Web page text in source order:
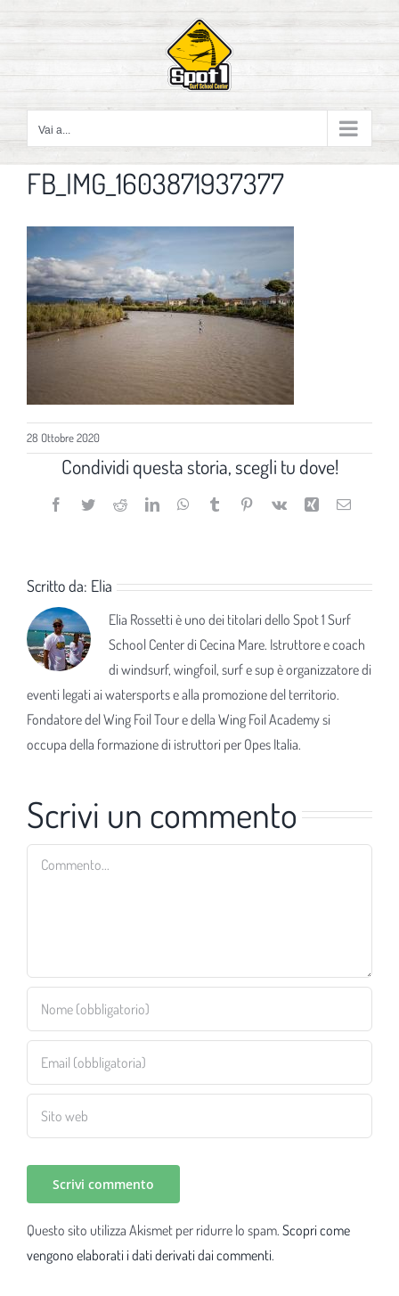
contenuto
Vai a...
FB_IMG_1603871937377
28 Ottobre 2020
Condividi questa storia, scegli tu dove!
Facebook
TwitterRedditLinkedInWhatsApp
TumblrPinterest
Vk Xing Email
Scritto da: Elia
Elia Rossetti è uno dei titolari dello Spot 1 Surf
School Center di Cecina Mare. Istruttore e coach
di windsurf, wingfoil, surf e sup è organizzatore di
eventi legati ai watersports e alla promozione del territorio.
Fondatore del Wing Foil Tour e della Wing Foil Academy si
occupa della formazione di istruttori per Opes Italia.
Scrivi un commento
Commento
Questo sito utilizza Akismet per ridurre lo spam. Scopri come
vengono elaborati i dati derivati dai commenti.